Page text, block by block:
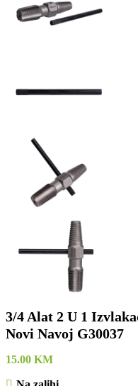
3/4 Alat 2 U 1
Novi Navoj G30037
15.00 KM